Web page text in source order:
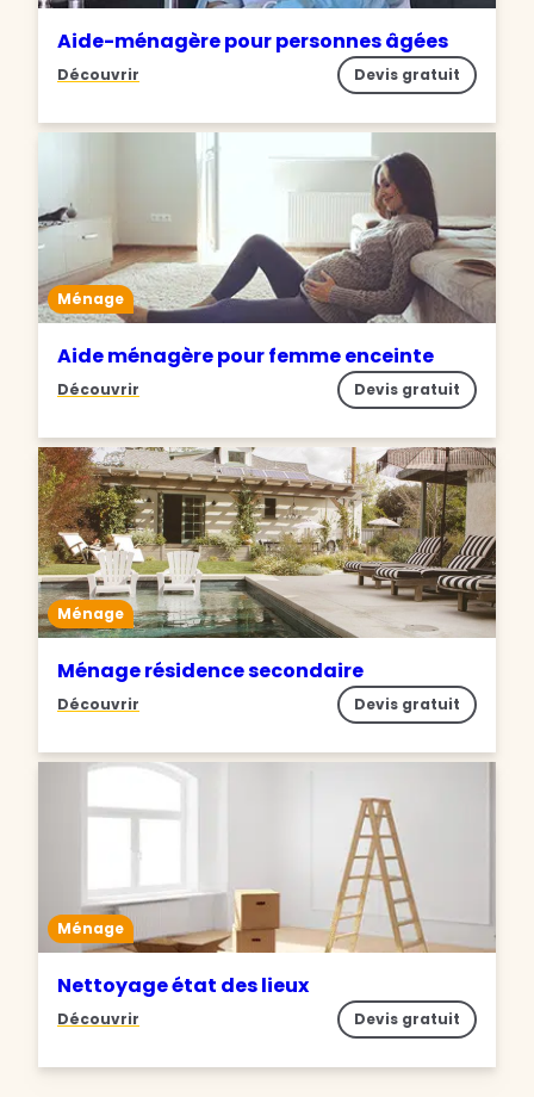
Aide-ménagère pour personnes âgées
Découvrir Devis gratuit
Ménage
Aide ménagère pour femme enceinte
Découvrir Devis gratuit
Ménage
Ménage résidence secondaire
Découvrir Devis gratuit
Ménage
Nettoyage état des lieux
Découvrir Devis gratuit